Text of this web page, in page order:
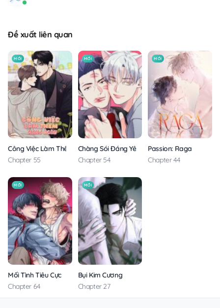
Đề xuất liên quan
MỚI
Công Việc Làm Thêm Hàng Ngày
Chapter 55
MỚI
Chàng Sói Đáng Yêu
Chapter 54
MỚI
Passion: Raga
Chapter 44
MỚI
Mối Tình Tiêu Cực
Chapter 64
MỚI
Bụi Kim Cương
Chapter 27